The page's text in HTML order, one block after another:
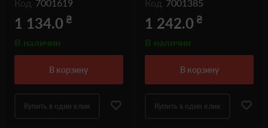
Код 7001619
1 134.0 ₴
В наличии
в корзину
Купить в один клик
Код 7001385
1 242.0 ₴
В наличии
в корзину
Купить в один клик